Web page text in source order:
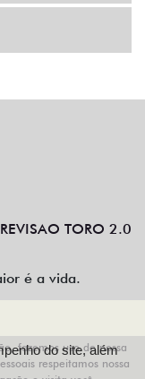
REVISAO TORO 2.0
é a vida.
fazemos uso de nossa
respeitamos nossa
do site, além